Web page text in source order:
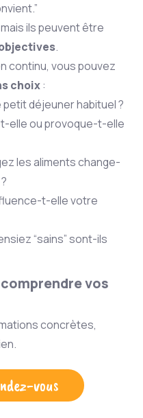
ils peuvent être
.
continu, vous pouvez
choix:
déjeuner habituel ?
elle ou provoque-t-elle
les aliments change-
t-elle votre
“sains” sont-ils
vos
concrètes,
vous